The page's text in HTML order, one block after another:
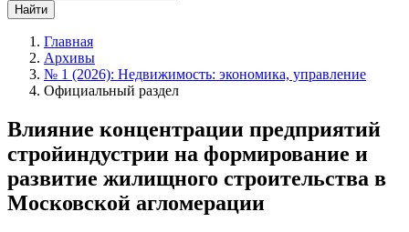
Найти
Главная
Архивы
№ 1 (2026): Недвижимость: экономика, управление
Официальный раздел
Влияние концентрации предприятий
стройиндустрии на формирование и
развитие жилищного строительства в
Московской агломерации